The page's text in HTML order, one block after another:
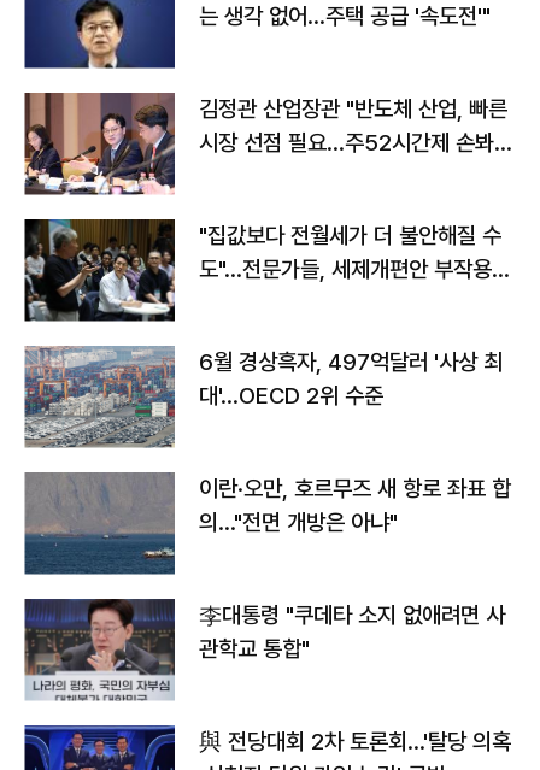
는 생각 없어…주택 공급 '속도전'"
김정관 산업장관 "반도체 산업, 빠른
시장 선점 필요…주52시간제 손봐
"집값보다 전월세가 더 불안해질 수
도"…전문가들, 세제개편안 부작용
6월 경상흑자, 497억달러 '사상 최
대'…OECD 2위 수준
이란·오만, 호르무즈 새 항로 좌표 합
의…"전면 개방은 아냐"
李대통령 "쿠데타 소지 없애려면 사
관학교 통합"
與 전당대회 2차 토론회…'탈당 의혹